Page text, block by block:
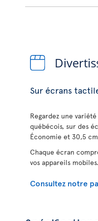
Sur écrans
Regardez une
québécois, sur des
Économie et 30,5
Chaque écran
vos appareils mobiles.
Consultez notre